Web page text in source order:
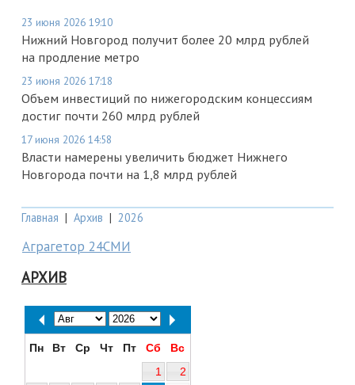
23 июня 2026 19:10
Нижний Новгород получит более 20 млрд рублей
на продление метро
23 июня 2026 17:18
Объем инвестиций по нижегородским концессиям
достиг почти 260 млрд рублей
17 июня 2026 14:58
Власти намерены увеличить бюджет Нижнего
Новгорода почти на 1,8 млрд рублей
Главная | Архив | 2026
Аграгетор 24СМИ
АРХИВ
Пн Вт Ср Чт Пт Сб
Вс
1
2